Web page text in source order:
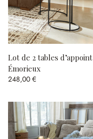
Lot de 2 tables d’appoint
Émorieux
248,00 €